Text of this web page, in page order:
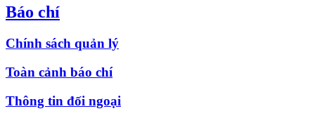
Báo chí
Chính sách quản lý
Toàn cảnh báo chí
Thông tin đối ngoại